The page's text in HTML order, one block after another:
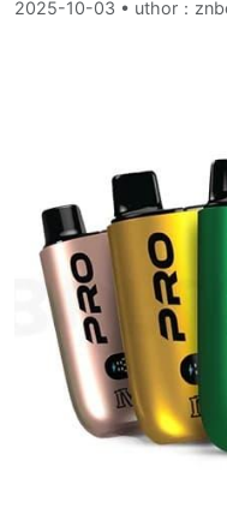
2025-10-03 • uthor：